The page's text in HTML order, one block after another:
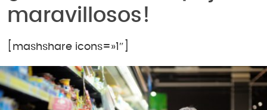
maravillosos!
[mashshare icons=»1″]